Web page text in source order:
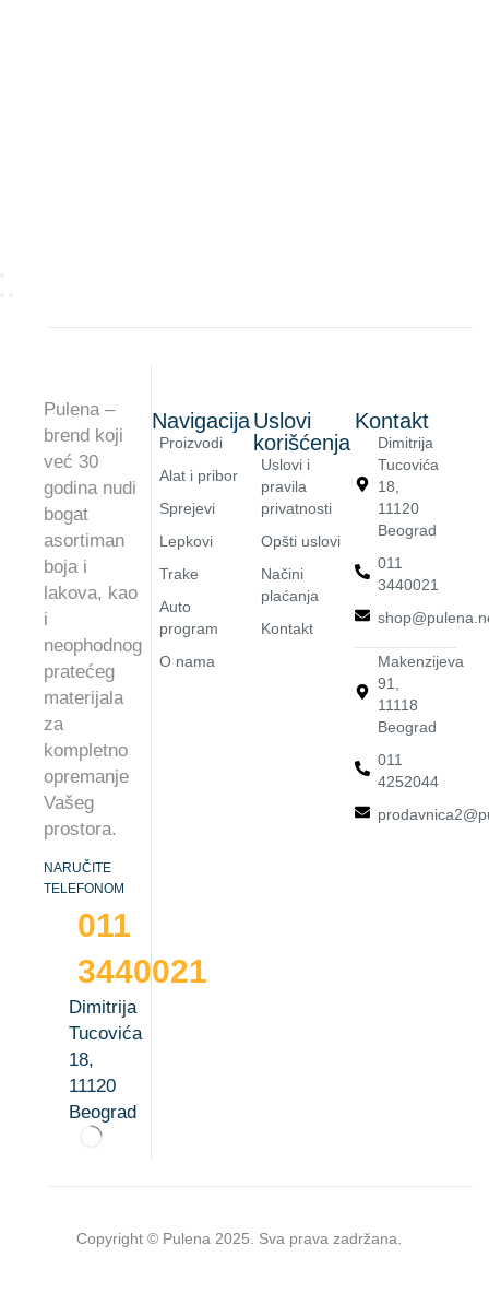
Pulena –
brend koji
već 30
godina nudi
bogat
asortiman
boja i
lakova, kao
i
neophodnog
pratećeg
materijala
za
kompletno
opremanje
Vašeg
prostora.
NARUČITE
TELEFONOM
011
3440021
Dimitrija
Tucovića
18,
11120
Beograd
Navigacija
Proizvodi
Alat i pribor
Sprejevi
Lepkovi
Trake
Auto
program
O nama
Uslovi
korišćenja
Uslovi i
pravila
privatnosti
Opšti uslovi
Načini
plaćanja
Kontakt
Kontakt
Dimitrija
Tucovića
18,
11120
Beograd
011
3440021
Makenzijeva
91,
11118
Beograd
011
4252044
Copyright © Pulena 2025. Sva prava zadržana.